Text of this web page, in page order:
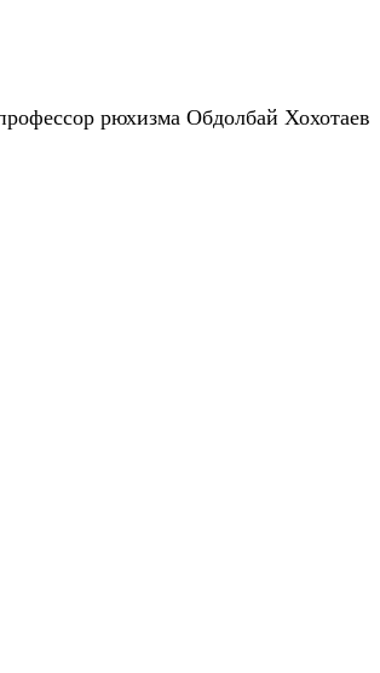
рюхизма Обдолбай Хохотаев